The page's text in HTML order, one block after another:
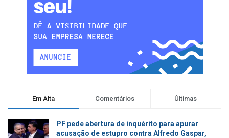
Em Alta Comentários Últimas
PF pede abertura de inquérito para apurar
acusação de estupro contra Alfredo Gaspar,